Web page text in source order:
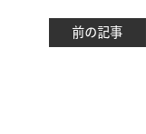
前の記事